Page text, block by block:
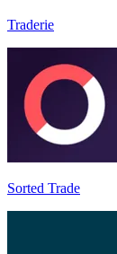
Traderie
Sorted Trade